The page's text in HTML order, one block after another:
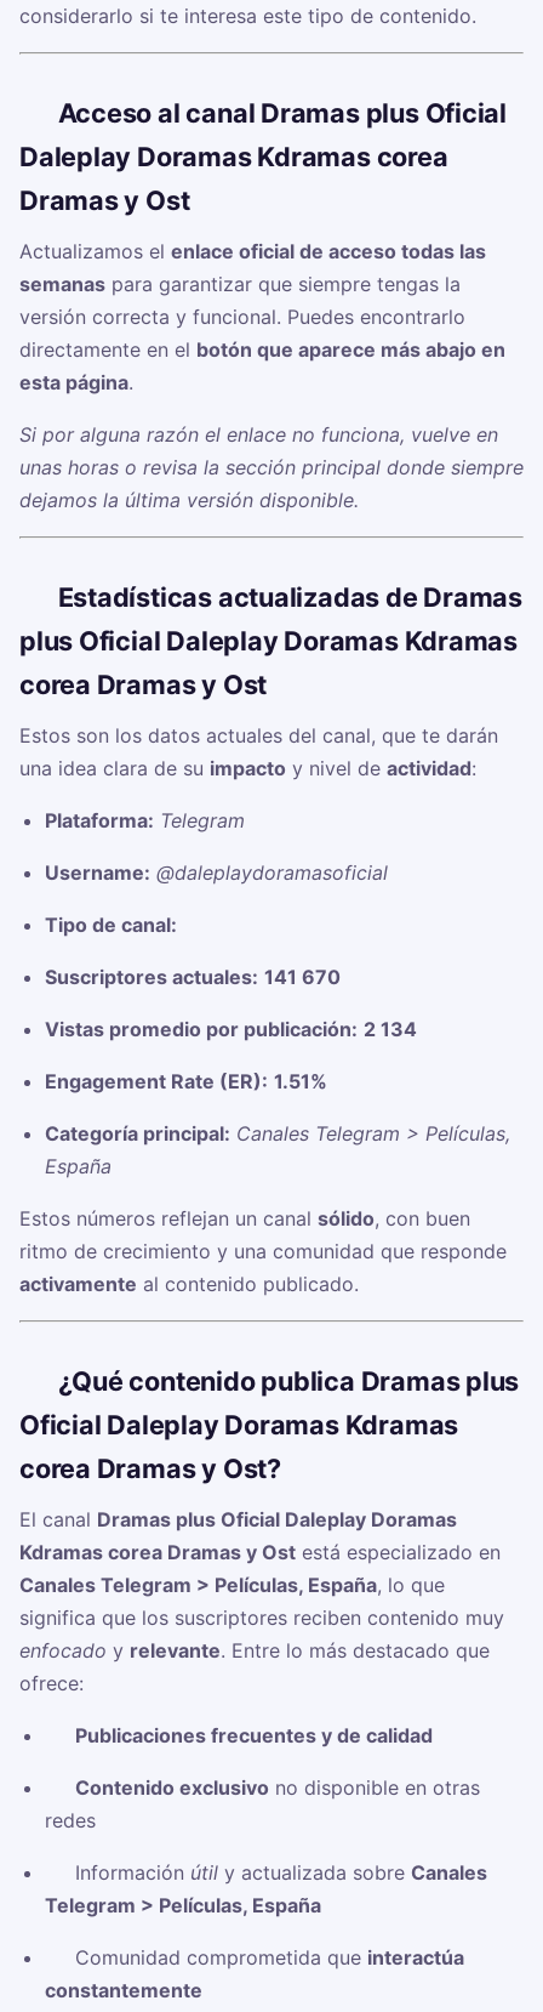
considerarlo si te interesa este tipo de contenido.
Acceso al canal Dramas plus Oficial
Daleplay Doramas Kdramas corea
Dramas y Ost
Actualizamos el enlace oficial de acceso todas las
semanas para garantizar que siempre tengas la
versión correcta y funcional. Puedes encontrarlo
directamente en el botón que aparece más abajo en
esta página.
Si por alguna razón el enlace no funciona, vuelve en
unas horas o revisa la sección principal donde siempre
dejamos la última versión disponible.
Estadísticas actualizadas de Dramas
plus Oficial Daleplay Doramas Kdramas
corea Dramas y Ost
Estos son los datos actuales del canal, que te darán
una idea clara de su impacto y nivel de actividad:
Plataforma: Telegram
Username: @daleplaydoramasoficial
Tipo de canal:
Suscriptores actuales: 141 670
Vistas promedio por publicación: 2 134
Engagement Rate (ER): 1.51%
Categoría principal: Canales Telegram > Películas,
España
Estos números reflejan un canal sólido, con buen
ritmo de crecimiento y una comunidad que responde
activamente al contenido publicado.
¿Qué contenido publica Dramas plus
Oficial Daleplay Doramas Kdramas
corea Dramas y Ost?
El canal Dramas plus Oficial Daleplay Doramas
Kdramas corea Dramas y Ost está especializado en
Canales Telegram > Películas, España, lo que
significa que los suscriptores reciben contenido muy
enfocado y relevante. Entre lo más destacado que
ofrece:
Publicaciones frecuentes y de calidad
Contenido exclusivo no disponible en otras
redes
✅ Información útily actualizada sobre Canales
Telegram > Películas, España
✅ Comunidad comprometida que interactúa
constantemente